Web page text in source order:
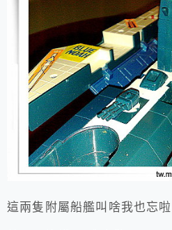
這兩隻附屬船艦叫啥我也忘啦